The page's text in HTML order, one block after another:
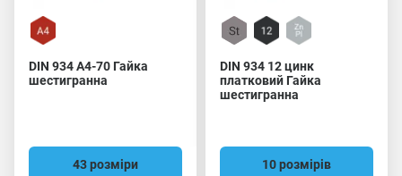
DIN 934 A4-70 Гайка
шестигранна
43 розміри
DIN 934 12 цинк
платковий Гайка
шестигранна
10 розмірів